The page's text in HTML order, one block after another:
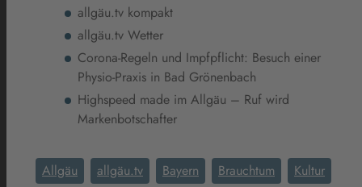
allgäu.tv kompakt
allgäu.tv Wetter
Corona-Regeln und Impfpflicht: Besuch einer
Physio-Praxis in Bad Grönenbach
Highspeed made im Allgäu – Ruf wird
Markenbotschafter
Allgäu allgäu.tv Bayern Brauchtum
Kultur